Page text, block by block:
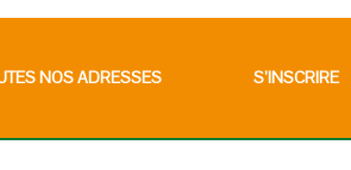
NOS ADRESSES S’INSCRIRE